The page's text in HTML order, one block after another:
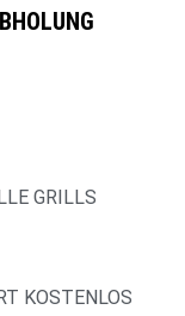
GRILLS
KOSTENLOS